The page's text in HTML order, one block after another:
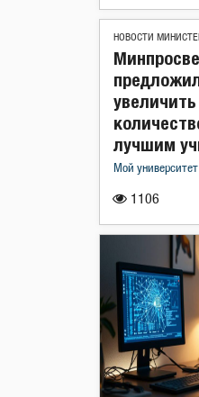
НОВОСТИ
1106
увеличить
лучшим
Мой университет